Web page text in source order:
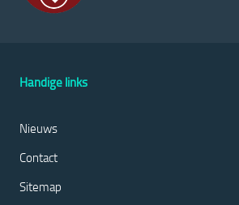
Handige links
Nieuws
Contact
Sitemap